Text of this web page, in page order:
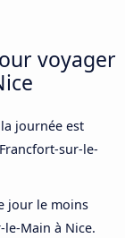
voyager
journée est
sur-le-
jour le moins
Main à Nice.